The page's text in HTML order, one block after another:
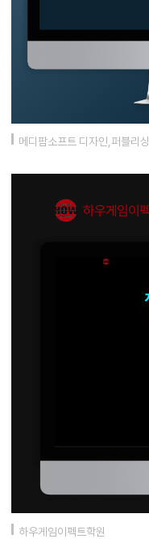
메디팜소프트 디자인,퍼블리싱
하우게임이펙트학원